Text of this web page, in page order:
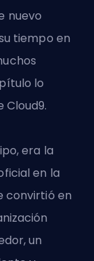
nuevo
tiempo en
lo
era la
en la
convirtió en
un